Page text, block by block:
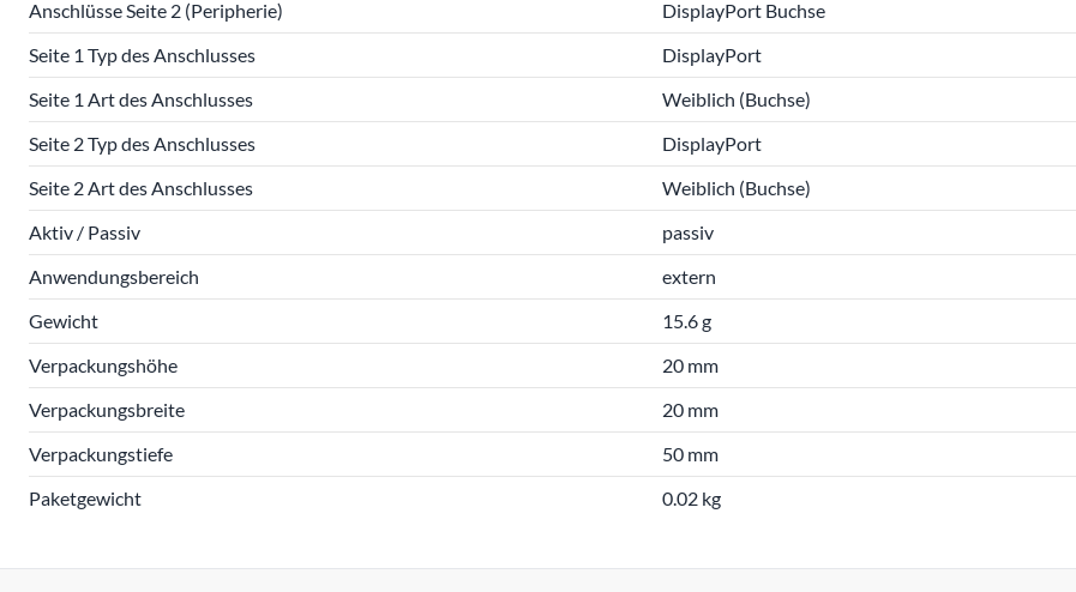
Anschlüsse Seite 2 (Peripherie)
DisplayPort Buchse
Seite 1 Typ des Anschlusses
DisplayPort
Seite 1 Art des Anschlusses
Weiblich (Buchse)
Seite 2 Typ des Anschlusses
DisplayPort
Seite 2 Art des Anschlusses
Weiblich (Buchse)
Aktiv / Passiv
passiv
Anwendungsbereich
extern
Gewicht
15.6 g
Verpackungshöhe
20 mm
Verpackungsbreite
20 mm
Verpackungstiefe
50 mm
Paketgewicht
0.02 kg